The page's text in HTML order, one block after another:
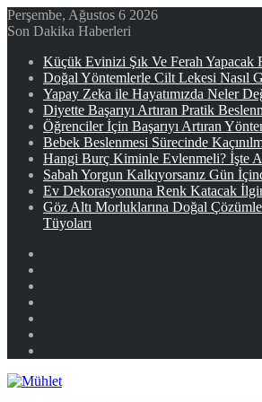
Perşembe, Ağustos 6 2026
Son Dakika Haberleri
Küçük Evinizi Şık Ve Ferah Yapacak
Doğal Yöntemlerle Cilt Lekesi Nasıl
Yapay Zeka ile Hayatımızda Neler
Diyette Başarıyı Artıran Pratik
Öğrenciler İçin Başarıyı Artıran
Bebek Beslenmesi Sürecinde
Hangi Burç Kiminle Evlenmeli? İşte
Sabah Yorgun Kalkıyorsanız Gün
Ev Dekorasyonuna Renk Katacak
Göz Altı Morluklarına Doğal
Tüyoları